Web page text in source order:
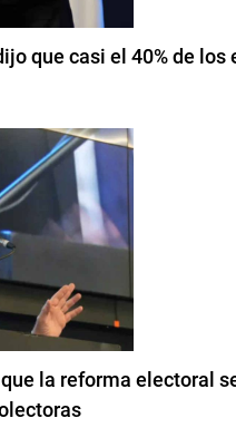
que casi el 40% de
la reforma electoral